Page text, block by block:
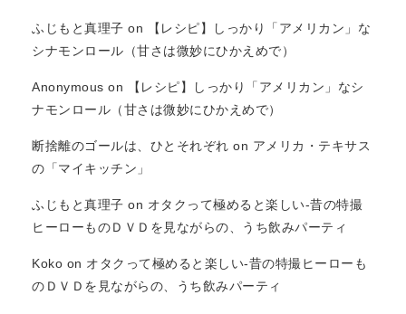
ふじもと真理子 on
【レシピ】しっかり「アメリカン」な
シナモンロール（甘さは微妙にひかえめで）
Anonymous on
【レシピ】しっかり「アメリカン」なシ
ナモンロール（甘さは微妙にひかえめで）
断捨離のゴールは、ひとそれぞれ on アメリカ・テキサス
の「マイキッチン」
ふじもと真理子 on オタクって極めると楽しい-昔の特撮
ヒーローものＤＶＤを見ながらの、うち飲みパーティ
Koko on オタクって極めると楽しい-昔の特撮ヒーローも
のＤＶＤを見ながらの、うち飲みパーティ